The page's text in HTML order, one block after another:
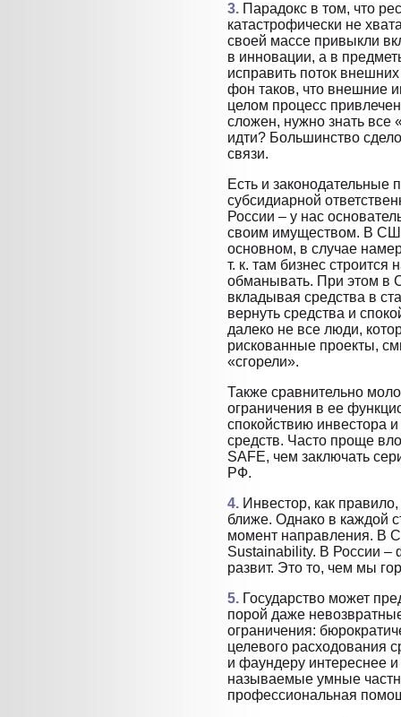
3. Парадокс в том, что
катастрофически не
своей массе привыкли
в инновации, а в
исправить поток
фон таков, что внешние
целом процесс
сложен, нужно знать все
идти? Большинство
связи.
Есть и
субсидиарной
России – у нас
своим имуществом. В
основном, в случае
т. к. там бизнес строится
обманывать. При этом в
вкладывая средства в
вернуть средства и
далеко не все люди,
рискованные проекты,
«сгорели».
Также сравнительно
ограничения в ее
спокойствию инвестора
средств. Часто проще
SAFE, чем заключать
РФ.
4. Инвестор, как
ближе. Однако в каждой
момент направления. В
Sustainability. В России –
развит. Это то, чем мы
5. Государство может
порой даже
ограничения:
целевого расходования
и фаундеру интереснее и
называемые умные
профессиональная